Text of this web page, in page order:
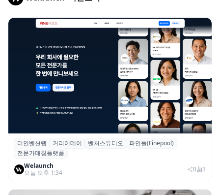
더인벤션랩·커리어데이, 스타트업 전문가 매
칭 플랫폼 ‘파인풀’ 출시
더인벤션랩 커리어데이 벤처스튜디오
파인풀(Finepool)
전문가매칭플랫폼
Welaunch
오늘 오후 1:34
0 3